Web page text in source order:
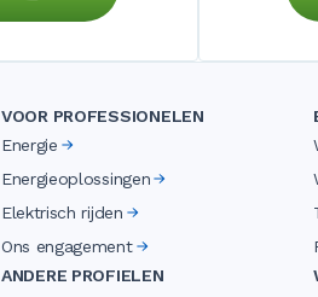
VOOR PROFESSIONELEN
Energie
Energieoplossingen
Elektrisch rijden
Ons engagement
ANDERE PROFIELEN